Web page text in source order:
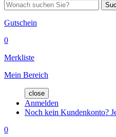
Gutschein
0
Merkliste
Mein Bereich
close
Anmelden
Noch kein Kundenkonto?
0